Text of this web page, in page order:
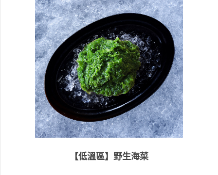
【低溫區】野生海菜